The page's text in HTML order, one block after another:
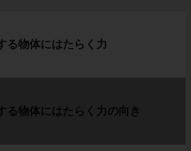
る物体にはたらく力
る物体にはたらく力の向き